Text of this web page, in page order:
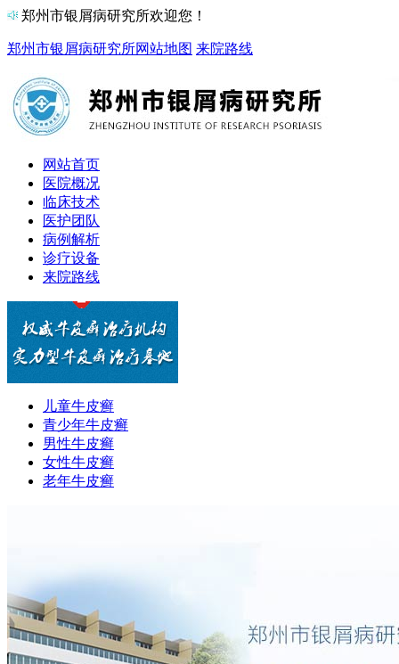
郑州市银屑病研究所欢迎您！
郑州市银屑病研究所网站地图 来院路线
网站首页
医院概况
临床技术
医护团队
病例解析
诊疗设备
来院路线
儿童牛皮癣
青少年牛皮癣
男性牛皮癣
女性牛皮癣
老年牛皮癣